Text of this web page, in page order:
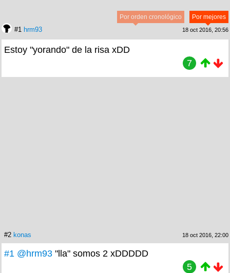
Por mejores
Por orden cronológico
#1 hrm93 18 oct 2016, 20:56
Estoy "yorando" de la risa xDD
7
#2 konas 18 oct 2016, 22:00
#1 @hrm93 "lla" somos 2 xDDDDD
5